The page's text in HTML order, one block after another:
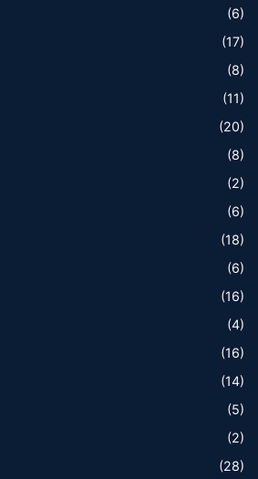
(6)
(17)
(8)
(11)
(20)
(8)
(2)
(6)
(18)
(6)
(16)
(4)
(16)
(14)
(5)
(2)
(28)